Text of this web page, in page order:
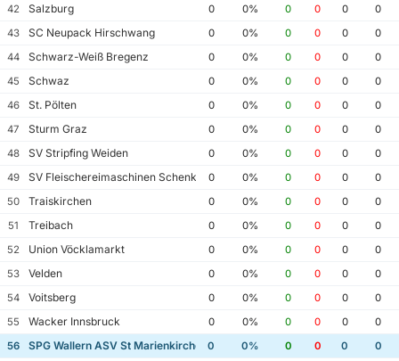
42
Salzburg 0 0% 0 0 0
0
43
SC Neupack Hirschwang 0 0% 0 0 0
0
44
Schwarz-Weiß Bregenz 0 0% 0 0 0
0
45
Schwaz 0 0% 0 0 0
0
46
St. Pölten 0 0% 0 0 0
0
47
Sturm Graz 0 0% 0 0 0
0
48
SV Stripfing Weiden 0 0% 0 0 0
0
49
SV Fleischereimaschinen Schenk Tillmitsch
0 0% 0 0 0
0
50
Traiskirchen 0 0% 0 0 0
0
51
Treibach 0 0% 0 0 0
0
52
Union Vöcklamarkt 0 0% 0 0 0
0
53
Velden 0 0% 0 0 0
0
54
Voitsberg 0 0% 0 0 0
0
55
Wacker Innsbruck 0 0% 0 0 0
0
56
SPG Wallern ASV St Marienkirchen 0 0% 0 0 0
0